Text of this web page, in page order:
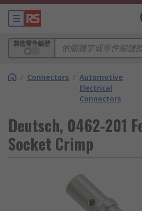
製造零件編號
/ Connectors / Automotive
Electrical
Connectors
Deutsch, 0462-201
Socket Crimp